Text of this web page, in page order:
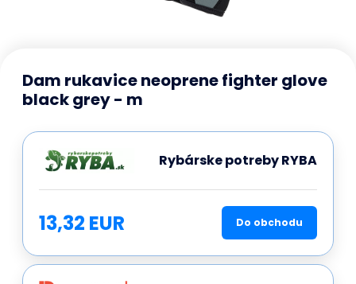
Dam rukavice neoprene fighter glove
black grey - m
Rybárske potreby RYBA
13,32 EUR Do obchodu